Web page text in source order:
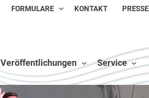
FORMULARE KONTAKT PRESSE
Veröffentlichungen Service